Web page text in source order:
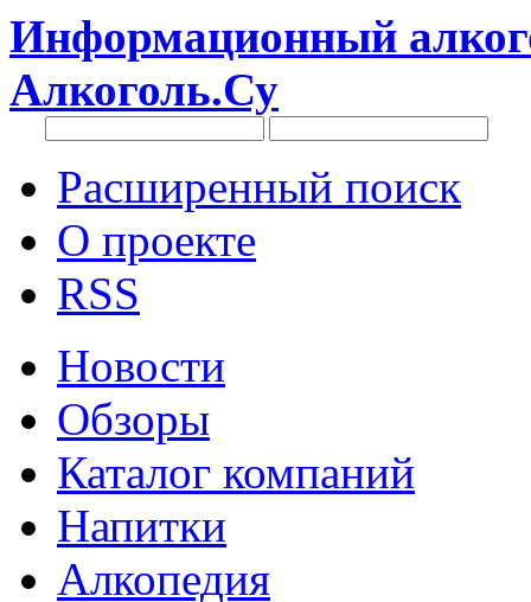
Информационный
Алкоголь.Су
Расширенный поиск
О проекте
RSS
Новости
Обзоры
Каталог компаний
Напитки
Алкопедия